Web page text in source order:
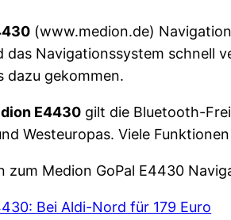
(www.medion.de)
das Navigationssystem schnell
dazu gekommen.
E4430 gilt die Bluetooth-
Westeuropas. Viele
zum Medion GoPal E4430
Bei Aldi-Nord für 179 Euro